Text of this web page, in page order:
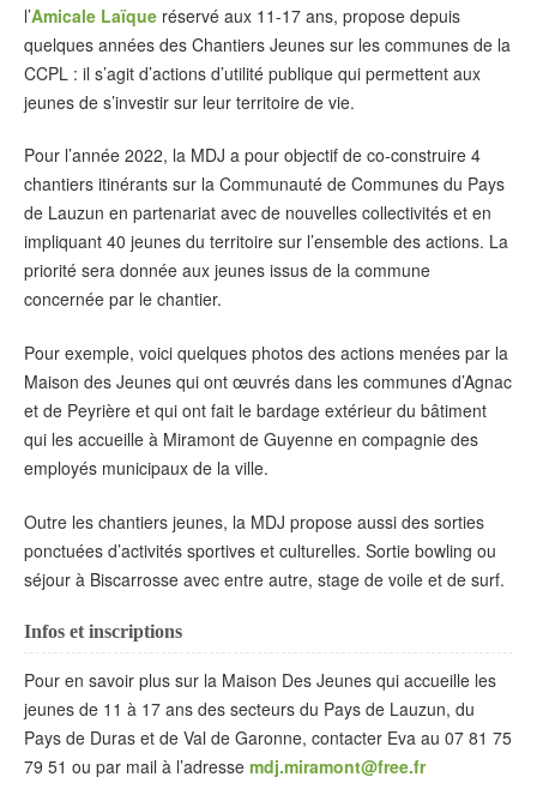
l’Amicale Laïque réservé aux 11-17 ans, propose depuis
quelques années des Chantiers Jeunes sur les communes de la
CCPL : il s’agit d’actions d’utilité publique qui permettent aux
jeunes de s’investir sur leur territoire de vie.
Pour l’année 2022, la MDJ a pour objectif de co-construire 4
chantiers itinérants sur la Communauté de Communes du Pays
de Lauzun en partenariat avec de nouvelles collectivités et en
impliquant 40 jeunes du territoire sur l’ensemble des actions. La
priorité sera donnée aux jeunes issus de la commune
concernée par le chantier.
Pour exemple, voici quelques photos des actions menées par la
Maison des Jeunes qui ont œuvrés dans les communes d’Agnac
et de Peyrière et qui ont fait le bardage extérieur du bâtiment
qui les accueille à Miramont de Guyenne en compagnie des
employés municipaux de la ville.
Outre les chantiers jeunes, la MDJ propose aussi des sorties
ponctuées d’activités sportives et culturelles. Sortie bowling ou
séjour à Biscarrosse avec entre autre, stage de voile et de surf.
Infos et inscriptions
Pour en savoir plus sur la Maison Des Jeunes qui accueille les
jeunes de 11 à 17 ans des secteurs du Pays de Lauzun, du
Pays de Duras et de Val de Garonne, contacter Eva au 07 81 75
79 51 ou par mail à l’adresse mdj.miramont@free.fr